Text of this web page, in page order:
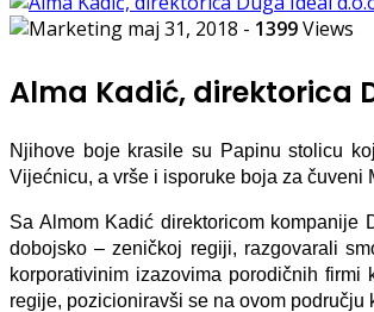
maj 31, 2018 - 1399Views
Alma Kadić, direktorica
Njihove boje krasile su Papinu stolicu
Vijećnicu, a vrše i isporuke boja za čuveni
Sa Almom Kadić direktoricom
dobojsko – zeničkoj regiji, razgovarali
korporativinim izazovima porodičnih
regije, pozicioniravši se na ovom